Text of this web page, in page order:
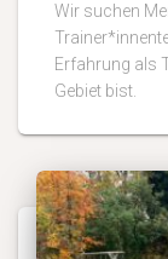
Wir suchen
Erfahrung als
Gebiet bist.